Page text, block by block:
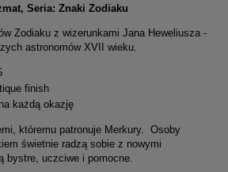
Seria: Znaki Zodiaku
Zodiaku z wizerunkami Jana Heweliusza -
astronomów XVII wieku.
finish
każdą okazję
któremu patronuje Merkury. Osoby
świetnie radzą sobie z nowymi
bystre, uczciwe i pomocne.